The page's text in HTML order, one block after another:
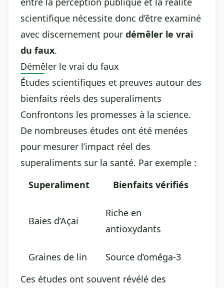
scientifique nécessite donc d’être examiné
avec discernement pour démêler le vrai
du faux.
Démêler le vrai du faux
Études scientifiques et preuves autour des
bienfaits réels des superaliments
Confrontons les promesses à la science.
De nombreuses études ont été menées
pour mesurer l’impact réel des
superaliments sur la santé. Par exemple :
Superaliment
Bienfaits vérifiés
Baies d’Açai
Riche en
antioxydants
Graines de lin
Source d’oméga-3
Ces études ont souvent révélé des